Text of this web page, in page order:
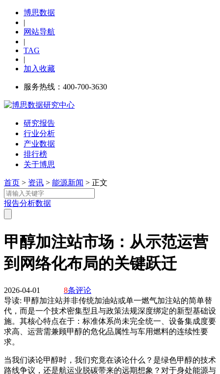
博思数据
|
网站导航
|
TAG
|
加入收藏
服务热线：400-700-3630
研究报告
行业分析
产业数据
排行榜
关于博思
首页 > 资讯 > 能源新闻 > 正文
报告分析数据
甲醇加注站市场：从示范运营
到网络化布局的关键跃迁
2026-04-01 8条评论
导读: 甲醇加注站并非传统加油站或单一燃气加注站的简单替
代，而是一个技术密集型且与政策法规深度绑定的新型基础设
施。其核心特点在于：标准体系尚未完全统一、设备集成度要
求高、运营需兼顾甲醇的危化品属性与车用燃料的连续性要
求。
当我们谈论甲醇时，我们究竟在谈论什么？是绿色甲醇的技术
路线争议，还是航运业脱碳带来的远期想象？对于身处能源与